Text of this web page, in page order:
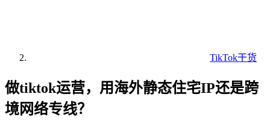
TikTok干货
做tiktok运营，用海外静态住宅IP还是跨
境网络专线？